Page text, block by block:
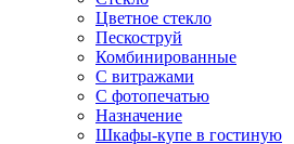
Цветное стекло
Пескоструй
Комбинированные
С витражами
С фотопечатью
Назначение
Шкафы-купе в гостиную